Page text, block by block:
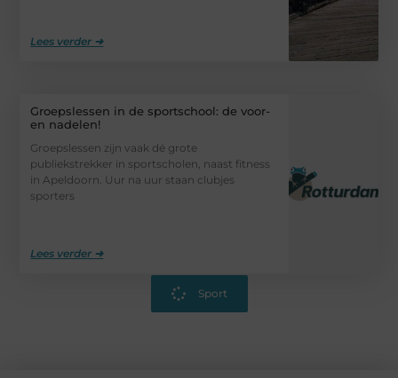
Lees verder ➜
Groepslessen in de sportschool: de voor-
en nadelen!
Groepslessen zijn vaak dé grote
publiekstrekker in sportscholen, naast fitness
in Apeldoorn. Uur na uur staan clubjes
sporters
Lees verder ➜
Sport